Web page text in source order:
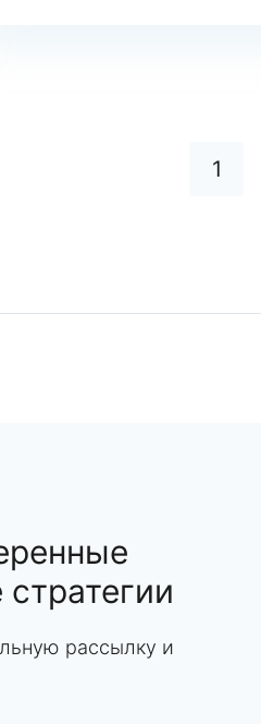
1
рассылку и